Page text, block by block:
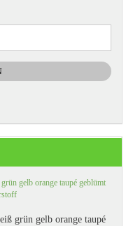
grün gelb orange taupé